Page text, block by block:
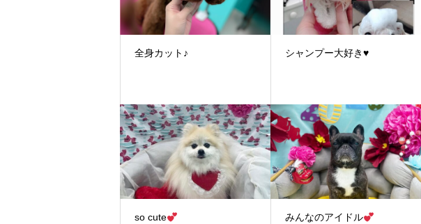
全身カット♪ シャンプー大好き♥
so cute みんなのアイドル